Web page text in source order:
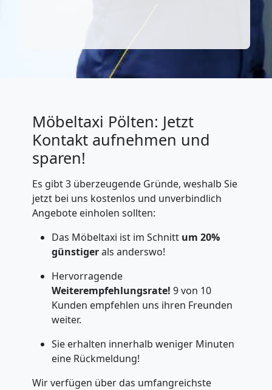
Möbeltaxi Pölten: Jetzt
Kontakt aufnehmen und
sparen!
Es gibt 3 überzeugende Gründe, weshalb Sie
jetzt bei uns kostenlos und unverbindlich
Angebote einholen sollten:
Das Möbeltaxi ist im Schnitt um 20%
günstigerals anderswo!
Hervorragende
Weiterempfehlungsrate! 9 von 10
Kunden empfehlen uns ihren Freunden
weiter.
Sie erhalten innerhalb weniger Minuten
eine Rückmeldung!
Wir verfügen über das umfangreichste